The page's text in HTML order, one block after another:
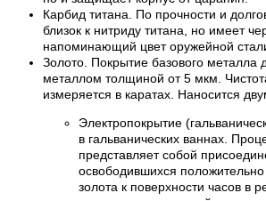
Карбид титана. По прочности и
близок к нитриду титана, но имеет
напоминающий цвет оружейной
Золото. Покрытие базового металла
металлом толщиной от 5 мкм.
измеряется в каратах. Наносится
Электропокрытие
в гальванических ваннах.
представляет собой
освободившихся
золота к поверхности часов в